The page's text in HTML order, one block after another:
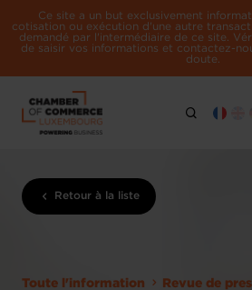
Ce site a un but exclusivement
cotisation ou exécution d'une autre
demandé par l'intermédiaire de ce site.
de saisir vos informations et contactez-
doute.
Retour à la liste
Toute l'information Revue de